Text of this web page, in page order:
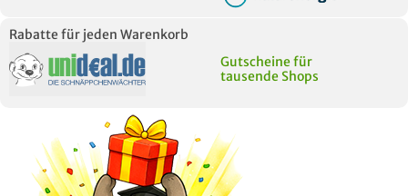
Rabatte für jeden Warenkorb
Gutscheine für
tausende Shops